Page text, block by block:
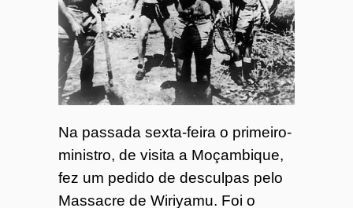
Na passada sexta-feira o primeiro-
ministro, de visita a Moçambique,
fez um pedido de desculpas pelo
Massacre de Wiriyamu. Foi o